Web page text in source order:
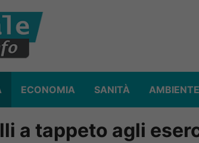
ECONOMIA SANITÀ AMBIENTE
a tappeto agli